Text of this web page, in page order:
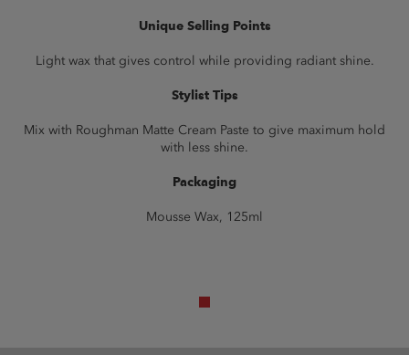
Unique Selling Points
Light wax that gives control while providing radiant shine.
Stylist Tips
Mix with Roughman Matte Cream Paste to give maximum hold
with less shine.
Packaging
Mousse Wax, 125ml